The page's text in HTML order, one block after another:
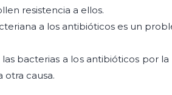
resistencia a ellos.
a los antibióticos es un
bacterias a los antibióticos por la
otra causa.